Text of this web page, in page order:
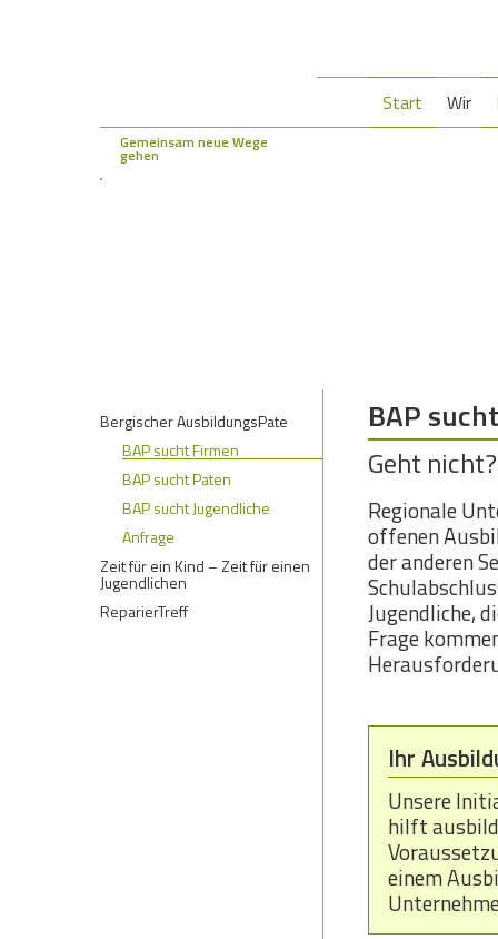
Start Wir
Gemeinsam neue Wege
gehen
Bergischer AusbildungsPate
BAP sucht Firmen
BAP sucht Paten
BAP sucht Jugendliche
Anfrage
Zeit für ein Kind – Zeit für einen
Jugendlichen
ReparierTreff
BAP
Geht
Regionale
offenen
der anderen
Jugendliche,
Frage
Ihr
Unsere
hilft
einem